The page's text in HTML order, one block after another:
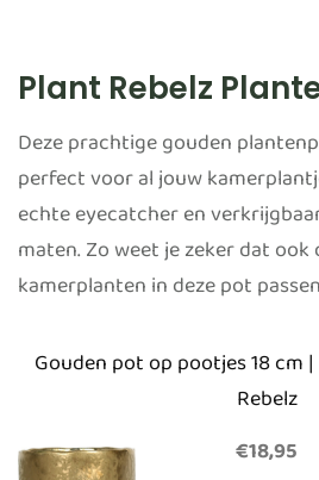
Plant Rebelz
Deze prachtige gouden
perfect voor al jouw
echte eyecatcher en
maten. Zo weet je zeker dat
kamerplanten in deze pot
Gouden pot op pootjes 18 cm
Rebelz
€18,95